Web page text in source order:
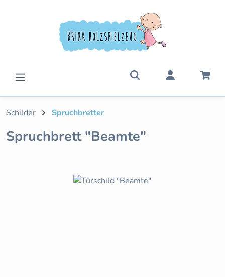
Schilder Spruchbretter
Spruchbrett "Beamte"
Bildergalerie überspringen